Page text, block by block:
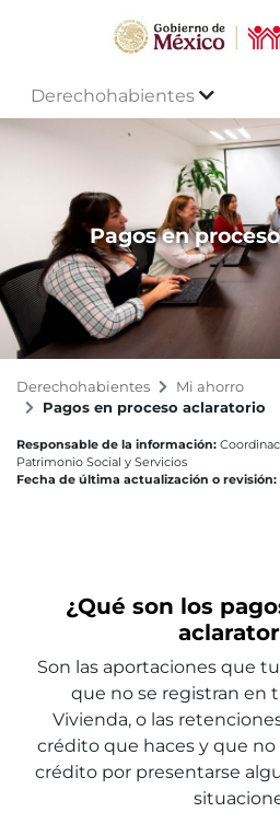
Derechohabientes
Pagos en
Derechohabientes
Mi ahorro
Pagos en proceso aclaratorio
Responsable de la información:
Patrimonio Social y Servicios
Fecha de última actualización o revisión:
¿Qué son los
Son las aportaciones que
que no se registran en
Vivienda, o las
crédito que haces y que
crédito por presentarse